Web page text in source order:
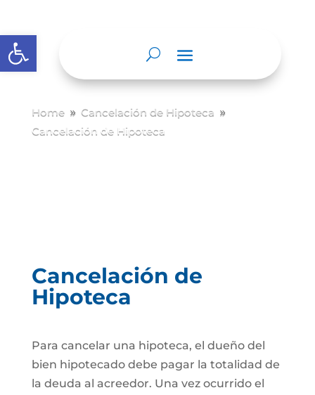
Abrir barra de herramientas
Home 9 Cancelación de Hipoteca 9
Cancelación de Hipoteca
Cancelación de
Hipoteca
Para cancelar una hipoteca, el dueño del
bien hipotecado debe pagar la totalidad de
la deuda al acreedor. Una vez ocurrido el